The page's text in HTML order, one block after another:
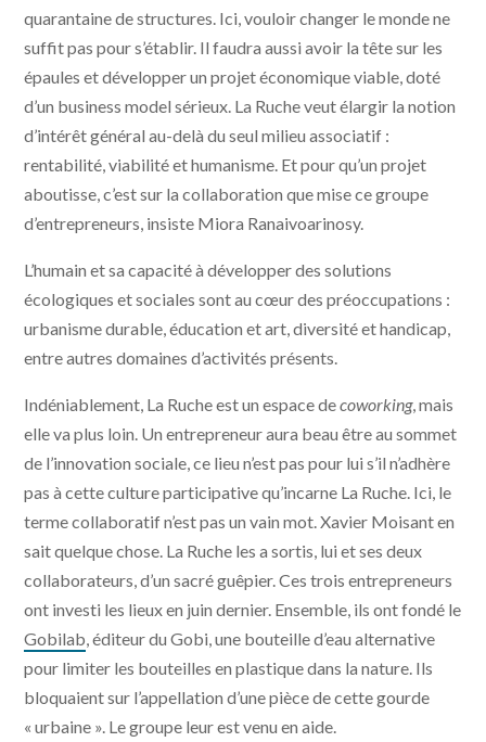
quarantaine de structures. Ici, vouloir changer le monde ne
suffit pas pour s’établir. Il faudra aussi avoir la tête sur les
épaules et développer un projet économique viable, doté
d’un business model sérieux. La Ruche veut élargir la notion
d’intérêt général au-delà du seul milieu associatif :
rentabilité, viabilité et humanisme. Et pour qu’un projet
aboutisse, c’est sur la collaboration que mise ce groupe
d’entrepreneurs, insiste Miora Ranaivoarinosy.
L’humain et sa capacité à développer des solutions
écologiques et sociales sont au cœur des préoccupations :
urbanisme durable, éducation et art, diversité et handicap,
entre autres domaines d’activités présents.
Indéniablement, La Ruche est un espace decoworking, mais
elle va plus loin. Un entrepreneur aura beau être au sommet
de l’innovation sociale, ce lieu n’est pas pour lui s’il n’adhère
pas à cette culture participative qu’incarne La Ruche. Ici, le
terme collaboratif n’est pas un vain mot. Xavier Moisant en
sait quelque chose. La Ruche les a sortis, lui et ses deux
collaborateurs, d’un sacré guêpier. Ces trois entrepreneurs
ont investi les lieux en juin dernier. Ensemble, ils ont fondé le
Gobilab , éditeur du Gobi, une bouteille d’eau alternative
pour limiter les bouteilles en plastique dans la nature. Ils
bloquaient sur l’appellation d’une pièce de cette gourde
« urbaine ». Le groupe leur est venu en aide.